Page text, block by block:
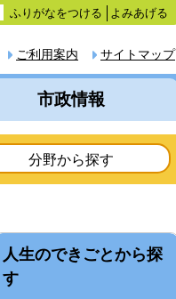
ふりがなをつける よみあげる
サイトマップ
ご利用案内
市政情報
分野から探す
人生のできごとから探
す